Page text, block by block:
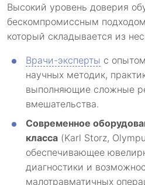
Высокий уровень доверия
бескомпромиссным
который складывается из
Врачи-эксперты с
научных методик,
выполняющие сложные
вмешательства.
Современное
класса (Karl Storz,
обеспечивающее
диагностики и
малотравматичных